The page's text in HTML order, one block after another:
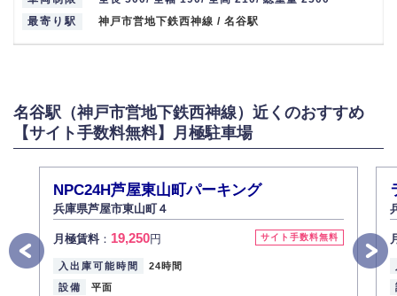
最寄り駅
神戸市営地下鉄西神線 / 名谷駅
名谷駅（神戸市営地下鉄西神線）近くのおすすめ
【サイト手数料無料】月極駐車場
NPC24H芦屋東山町パーキング
兵庫県芦屋市東山町４
サイト手数料無料
月極賃料： 19,250円
入出庫可能時間
24時間
設備
平面